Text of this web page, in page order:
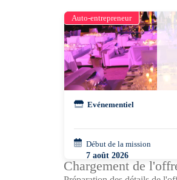
Auto-entrepreneur
Evénementiel
Début de la mission
7 août 2026
07h30 - 13h30
Chargement de